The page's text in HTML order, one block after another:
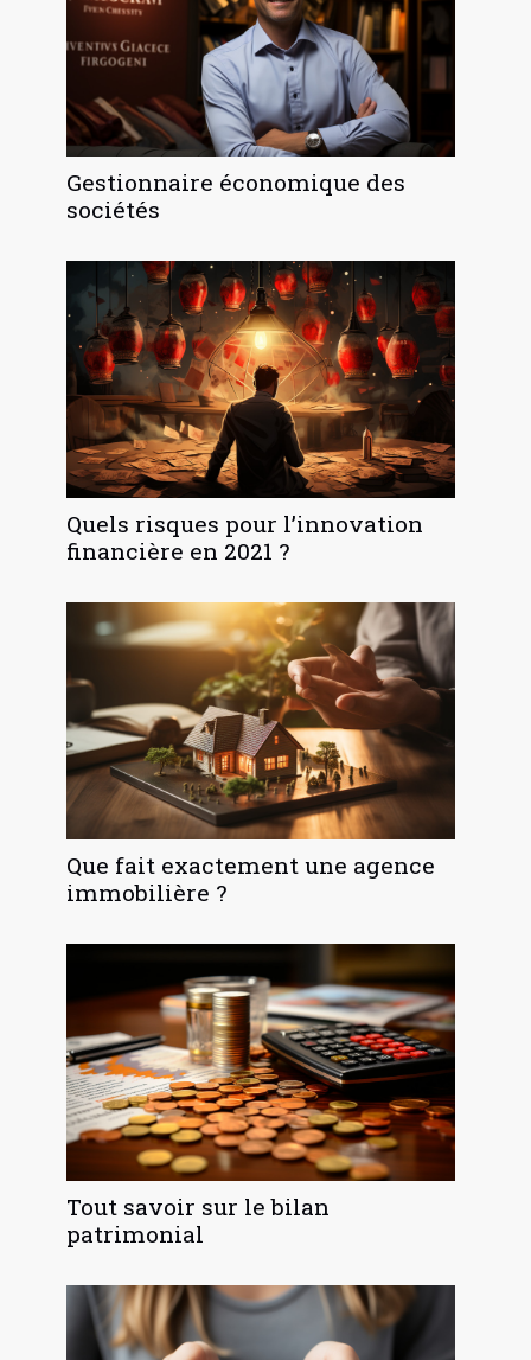
Gestionnaire économique des
sociétés
Quels risques pour l’innovation
financière en 2021 ?
Que fait exactement une agence
immobilière ?
Tout savoir sur le bilan
patrimonial